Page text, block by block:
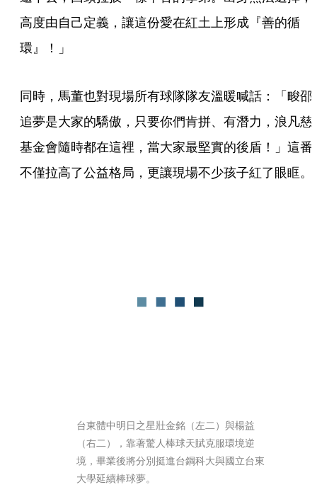
高度由自己定義，讓這份愛在紅土上形成『善的循
環』！」
同時，馬董也對現場所有球隊隊友溫暖喊話：「畯邵
追夢是大家的驕傲，只要你們肯拼、有潛力，浪凡慈
基金會隨時都在這裡，當大家最堅實的後盾！」這番
不僅拉高了公益格局，更讓現場不少孩子紅了眼眶。
台東體中明日之星壯金銘（左二）與楊益
（右二），靠著驚人棒球天賦克服環境逆
境，畢業後將分別挺進台鋼科大與國立台東
大學延續棒球夢。